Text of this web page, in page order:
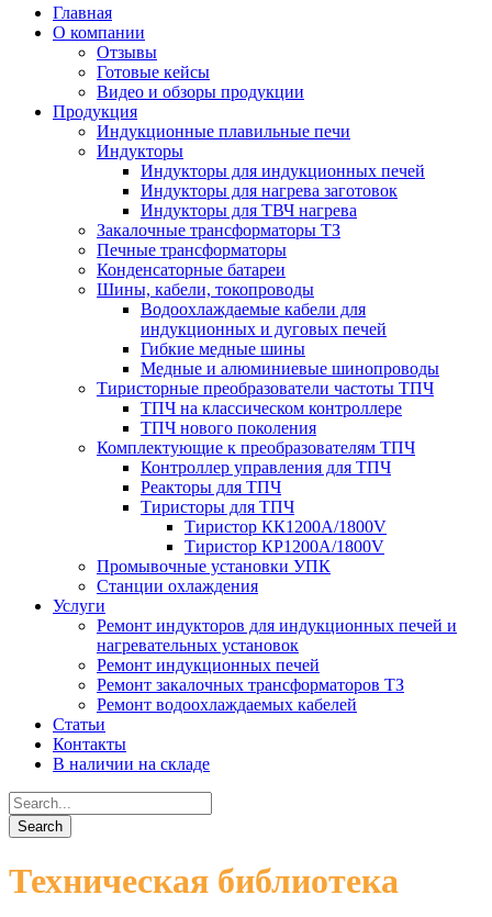
Главная
О компании
Отзывы
Готовые кейсы
Видео и обзоры продукции
Продукция
Индукционные плавильные печи
Индукторы
Индукторы для индукционных печей
Индукторы для нагрева заготовок
Индукторы для ТВЧ нагрева
Закалочные трансформаторы ТЗ
Печные трансформаторы
Конденсаторные батареи
Шины, кабели, токопроводы
Водоохлаждаемые кабели для
индукционных и дуговых печей
Гибкие медные шины
Медные и алюминиевые шинопроводы
Тиристорные преобразователи частоты ТПЧ
ТПЧ на классическом контроллере
ТПЧ нового поколения
Комплектующие к преобразователям ТПЧ
Контроллер управления для ТПЧ
Реакторы для ТПЧ
Тиристоры для ТПЧ
Тиристор КК1200А/1800V
Тиристор КP1200А/1800V
Промывочные установки УПК
Станции охлаждения
Услуги
Ремонт индукторов для индукционных печей и
нагревательных установок
Ремонт индукционных печей
Ремонт закалочных трансформаторов ТЗ
Ремонт водоохлаждаемых кабелей
Статьи
Контакты
В наличии на складе
Техническая библиотека